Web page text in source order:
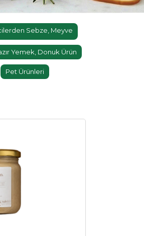
Sebze, Meyve
Yemek, Donuk Ürün
Pet Ürünleri